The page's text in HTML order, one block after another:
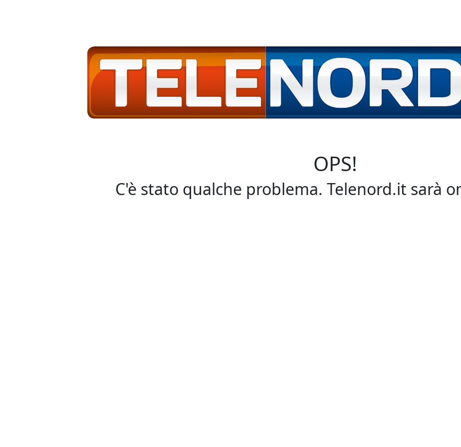
OPS!
C'è stato qualche problema. Telenord.it sarà